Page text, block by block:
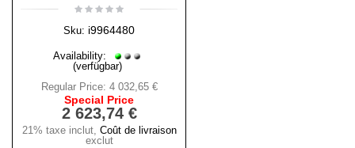
Sku: i9964480
Availability:
(verfügbar)
Regular Price: 4 032,65 €
Special Price
2 623,74 €
21% taxe inclut, Coût de livraison
exclut